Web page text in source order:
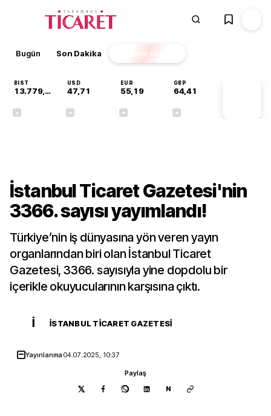
Bugün Son Dakika Finans EKSTRA
BIST
13.779,39
USD
47,71
EUR
55,19
GBP
64,41
İstanbul Ticaret Gazetesi'nin
3366. sayısı yayımlandı!
Türkiye’nin iş dünyasına yön veren yayın
organlarından biri olan İstanbul Ticaret
Gazetesi, 3366. sayısıyla yine dopdolu bir
içerikle okuyucularının karşısına çıktı.
İ İSTANBUL TICARET GAZETESI
Yayınlanma04.07.2025, 10:37
Paylaş
N